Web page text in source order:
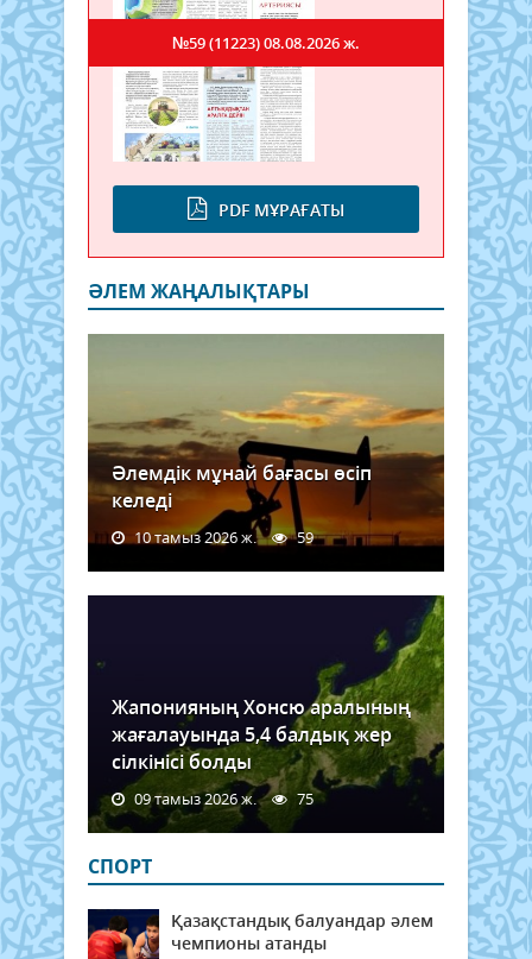
PDF МҰРАҒАТЫ
№59 (11223)08.08.2026 ж.
ӘЛЕМ ЖАҢАЛЫҚТАРЫ
Әлемдік мұнай бағасы өсіп
келеді
10 тамыз 2026 ж. 59
Жапонияның Хонсю аралының
жағалауында 5,4 балдық жер
сілкінісі болды
09 тамыз 2026 ж. 75
СПОРТ
Қазақстандық балуандар әлем
чемпионы атанды